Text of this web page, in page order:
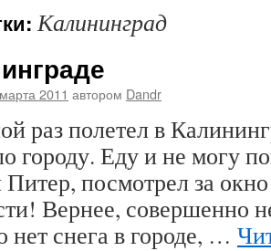
Калининград
2011 автором Dandr
раз полетел в
городу. Еду и не могу
посмотрел за
Вернее, совершенно
нет снега в городе, …